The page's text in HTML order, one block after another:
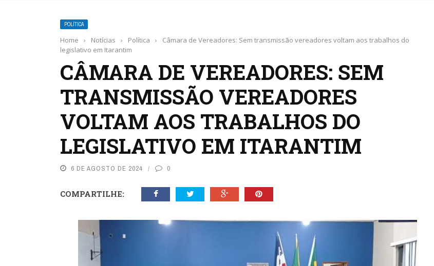
POLÍTICA
Home › Notícias › Política ›
Câmara de Vereadores: Sem transmissão vereadores voltam aos trabalhos do
legislativo em Itarantim
CÂMARA DE VEREADORES: SEM
TRANSMISSÃO VEREADORES
VOLTAM AOS TRABALHOS DO
LEGISLATIVO EM ITARANTIM
6 DE AGOSTO DE 2024 0
COMPARTILHE: